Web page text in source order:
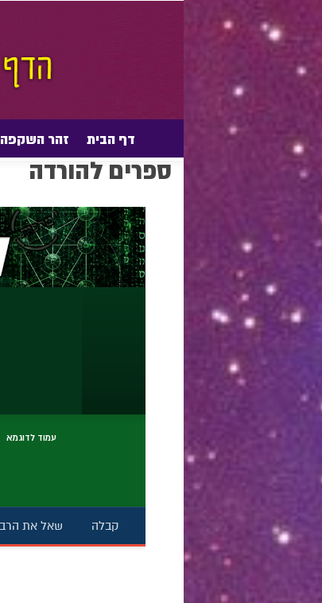
דף הבית זהר השקפהספרים להורדה
ספרים להורדה